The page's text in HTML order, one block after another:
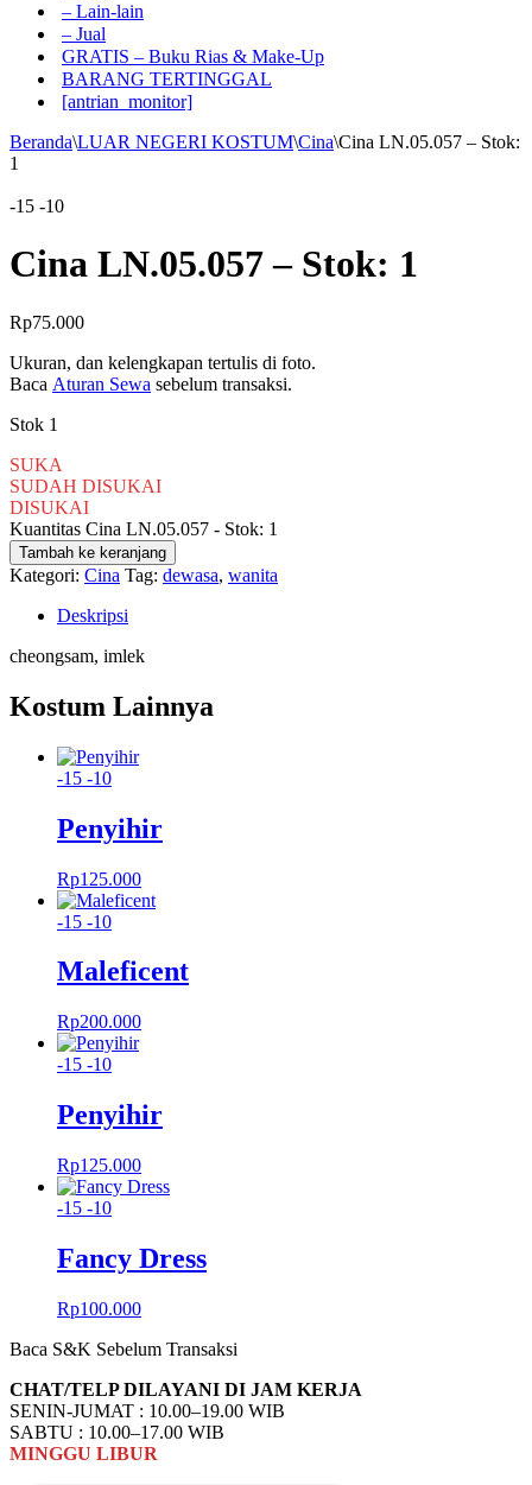
– Lain-lain
– Jual
GRATIS – Buku Rias & Make-Up
BARANG TERTINGGAL
[antrian_monitor]
Beranda\LUAR NEGERI KOSTUM\Cina\Cina LN.05.057 – Stok:
1
-15 -10
Cina LN.05.057 – Stok: 1
Rp75.000
Ukuran, dan kelengkapan tertulis di foto.
Baca Aturan Sewa sebelum transaksi.
Stok 1
SUKA
SUDAH DISUKAI
DISUKAI
Kuantitas Cina LN.05.057 - Stok: 1
Tambah ke keranjang
Kategori: Cina Tag: dewasa, wanita
Deskripsi
cheongsam, imlek
Kostum Lainnya
-15 -10
Penyihir
Rp125.000
-15 -10
Maleficent
Rp200.000
-15 -10
Penyihir
Rp125.000
-15 -10
Fancy Dress
Rp100.000
Baca S&K Sebelum Transaksi
CHAT/TELP DILAYANI DI JAM KERJA
SENIN-JUMAT : 10.00–19.00 WIB
SABTU : 10.00–17.00 WIB
MINGGU LIBUR